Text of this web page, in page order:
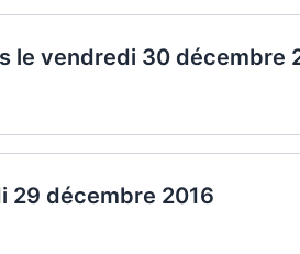
le vendredi 30 décembre
29 décembre 2016